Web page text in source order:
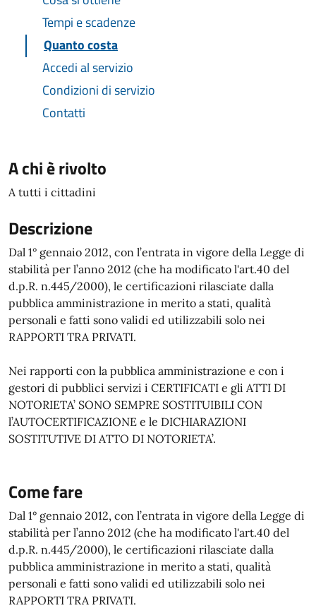
Tempi e scadenze
Quanto costa
Accedi al servizio
Condizioni di servizio
Contatti
A chi è rivolto
A tutti i cittadini
Descrizione
Dal 1° gennaio 2012, con l’entrata in vigore della Legge di
stabilità per l’anno 2012 (che ha modificato l'art.40 del
d.p.R. n.445/2000), le certificazioni rilasciate dalla
pubblica amministrazione in merito a stati, qualità
personali e fatti sono validi ed utilizzabili solo nei
RAPPORTI TRA PRIVATI.
Nei rapporti con la pubblica amministrazione e con i
gestori di pubblici servizi i CERTIFICATI e gli ATTI DI
NOTORIETA’ SONO SEMPRE SOSTITUIBILI CON
l’AUTOCERTIFICAZIONE e le DICHIARAZIONI
SOSTITUTIVE DI ATTO DI NOTORIETA’.
Come fare
Dal 1° gennaio 2012, con l’entrata in vigore della Legge di
stabilità per l’anno 2012 (che ha modificato l'art.40 del
d.p.R. n.445/2000), le certificazioni rilasciate dalla
pubblica amministrazione in merito a stati, qualità
personali e fatti sono validi ed utilizzabili solo nei
RAPPORTI TRA PRIVATI.